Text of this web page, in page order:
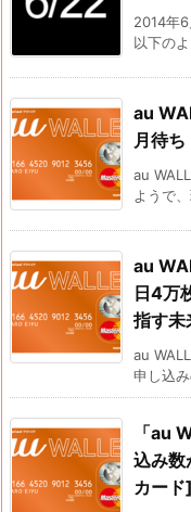
2014年6
以下の
au
月待
au
ようで
au
日4万
指す
au
申し込
「au
込み
カード]